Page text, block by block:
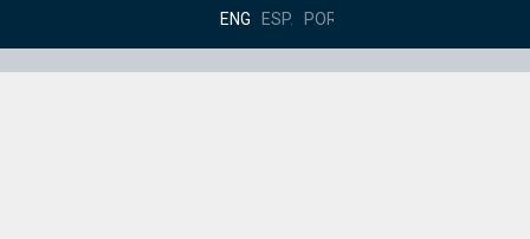
ENGLISHESPAÑOLPORTUGUÊS DO BRASIL